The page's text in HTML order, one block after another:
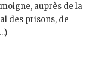
auprès de la
des prisons, de